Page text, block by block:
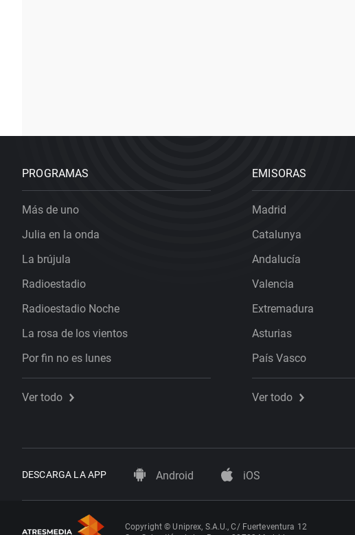
PROGRAMAS
Más de uno
Julia en la onda
La brújula
Radioestadio
Radioestadio Noche
La rosa de los vientos
Por fin no es lunes
Ver todo
EMISORAS
Madrid
Catalunya
Andalucía
Valencia
Extremadura
Asturias
País Vasco
Ver todo
DESCARGA LA APP Android iOS
Copyright © Uniprex, S.A.U., C/ Fuerteventura 12